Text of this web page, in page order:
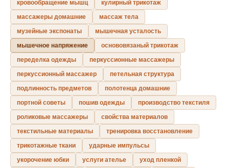
кровообращение мышц
кулирный трикотаж
массажеры домашние
массаж тела
музейные экспонаты
мышечная усталость
мышечное напряжение
основовязаный трикотаж
переделка одежды
перкуссионные массажеры
перкуссионный массажер
петельная структура
подлинность предметов
полотенца домашние
портной советы
пошив одежды
производство текстиля
роликовые массажеры
свойства материалов
текстильные материалы
тренировка восстановление
трикотажные ткани
ударные импульсы
укорочение юбки
услуги ателье
уход пленкой